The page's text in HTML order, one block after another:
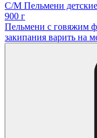
С/М Пельмени
900 г
Пельмени с говяжим
закипания варить на